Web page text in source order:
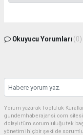
Okuyucu Yorumları (0)
Yorum yazarak Topluluk
gundemhaberajansi.com
dolaylı tüm sorumluluğu tek
yönetimi hiçbir şekilde